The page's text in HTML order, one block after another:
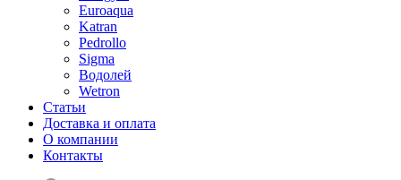
Euroaqua
Katran
Pedrollo
Sigma
Водолей
Wetron
Статьи
Доставка и оплата
О компании
Контакты